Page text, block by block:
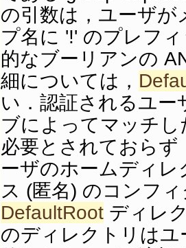
の引数は，ユーザ
プ名に '!' のプレフ
的なブーリアンの
細については，
い．認証されるユー
ブによってマッチ
必要とされておら
ーザのホームディ
ス (匿名) のコンフ
DefaultRoot ディレ
のディレクトリは